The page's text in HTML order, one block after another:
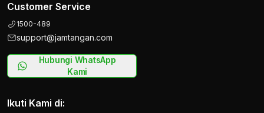
Customer Service
1500-489
support@jamtangan.com
Hubungi WhatsApp
Kami
Ikuti Kami di: